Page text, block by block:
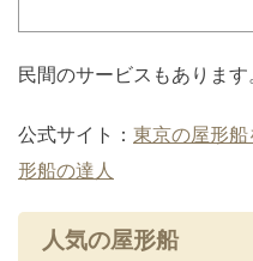
民間のサービスもあります
公式サイト： 東京の屋形
形船の達人
人気の屋形船